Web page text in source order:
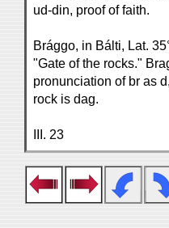
ud-din, proof of faith.
Brággo, in Bálti, Lat.
"Gate of the rocks."
pronunciation of br as
rock is dag.
III. 23